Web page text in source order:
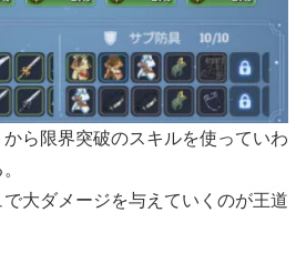
ら限界突破のスキルを使っていわ
大ダメージを与えていくのが王道